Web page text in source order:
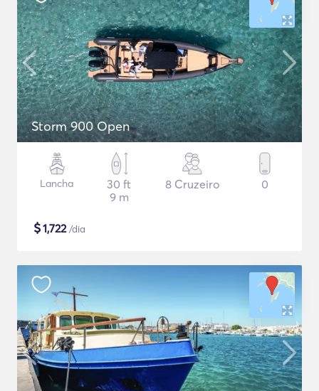
Storm 900 Open
Lancha
30 ft
9 m
8 Cruzeiro 0
$1,722/dia